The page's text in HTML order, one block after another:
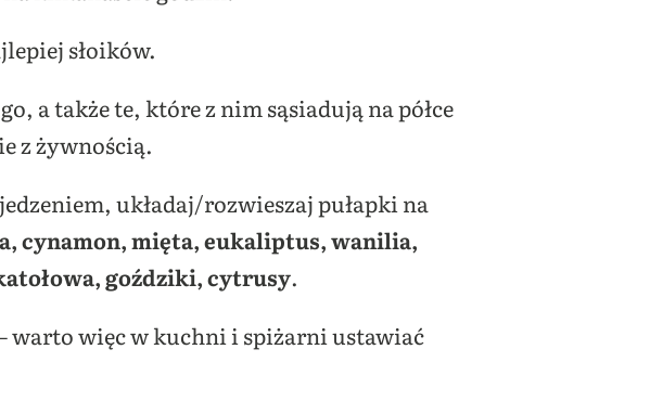
słoików.
a także te, które z nim sąsiadują na półce
z żywnością.
układaj/rozwieszaj pułapki na
cynamon, mięta, eukaliptus, wanilia,
goździki, cytrusy.
warto więc w kuchni i spiżarni ustawiać